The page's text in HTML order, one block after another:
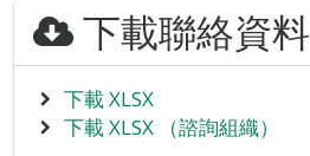
下載聯絡資料
下載 XLSX
下載 XLSX （諮詢組織）